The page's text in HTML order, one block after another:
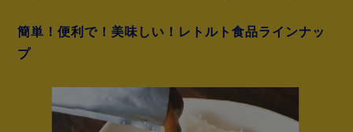
簡単！便利で！美味しい！レトルト食品ラインナッ
プ